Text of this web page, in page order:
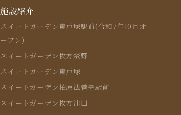
施設紹介
スイートガーデン東戸塚駅前(令和7年10月オ
ープン)
スイートガーデン枚方禁野
スイートガーデン東戸塚
スイートガーデン柏原法善寺駅前
スイートガーデン枚方津田